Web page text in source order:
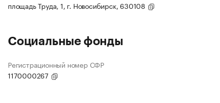
площадь Труда, 1, г. Новосибирск, 630108
Социальные фонды
Регистрационный номер СФР
1170000267